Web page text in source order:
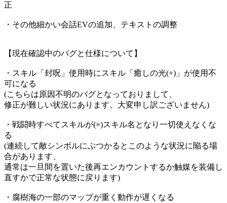
正
・その他細かい会話EVの追加、テキストの調整
【現在確認中のバグと仕様について】
・スキル「封呪」使用時にスキル「癒しの光(+)」が使用不
可になる
(こちらは原因不明のバグとなっておりまして、
修正が難しい状況にあります。大変申し訳ございません)
・戦闘時すべてスキルが(×)スキル名となり一切使えなくな
る
(連続して敵シンボルにぶつかるとこのような状況に陥る場
合があります、
通常は一旦間を置いた後再エンカウントするか触媒を装備し
直すかで正常な状態に戻ります)
・腐樹海の一部のマップが重く動作が遅くなる